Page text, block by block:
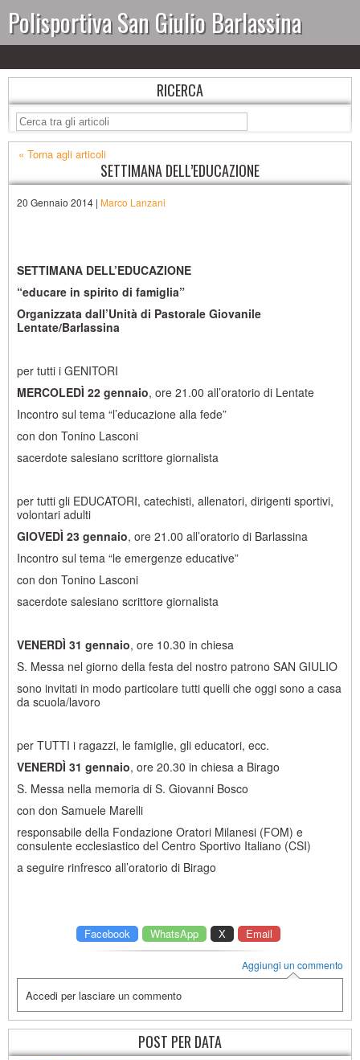
Polisportiva San Giulio Barlassina
RICERCA
« Torna agli articoli
SETTIMANA DELL’EDUCAZIONE
20 Gennaio 2014 | Marco Lanzani
SETTIMANA DELL’EDUCAZIONE
“educare in spirito di famiglia”
Organizzata dall’Unità di Pastorale Giovanile
Lentate/Barlassina
per tutti i GENITORI
MERCOLEDÌ 22 gennaio, ore 21.00 all’oratorio di Lentate
Incontro sul tema “l’educazione alla fede”
con don Tonino Lasconi
sacerdote salesiano scrittore giornalista
per tutti gli EDUCATORI, catechisti, allenatori, dirigenti sportivi,
volontari adulti
GIOVEDÌ 23 gennaio, ore 21.00 all’oratorio di Barlassina
Incontro sul tema “le emergenze educative”
con don Tonino Lasconi
sacerdote salesiano scrittore giornalista
VENERDÌ 31 gennaio, ore 10.30 in chiesa
S. Messa nel giorno della festa del nostro patrono SAN GIULIO
sono invitati in modo particolare tutti quelli che oggi sono a casa
da scuola/lavoro
per TUTTI i ragazzi, le famiglie, gli educatori, ecc.
VENERDÌ 31 gennaio, ore 20.30 in chiesa a Birago
S. Messa nella memoria di S. Giovanni Bosco
con don Samuele Marelli
responsabile della Fondazione Oratori Milanesi (FOM) e
consulente ecclesiastico del Centro Sportivo Italiano (CSI)
a seguire rinfresco all’oratorio di Birago
Facebook WhatsApp X Email
Aggiungi un commento
Accedi per lasciare un commento
POST PER DATA